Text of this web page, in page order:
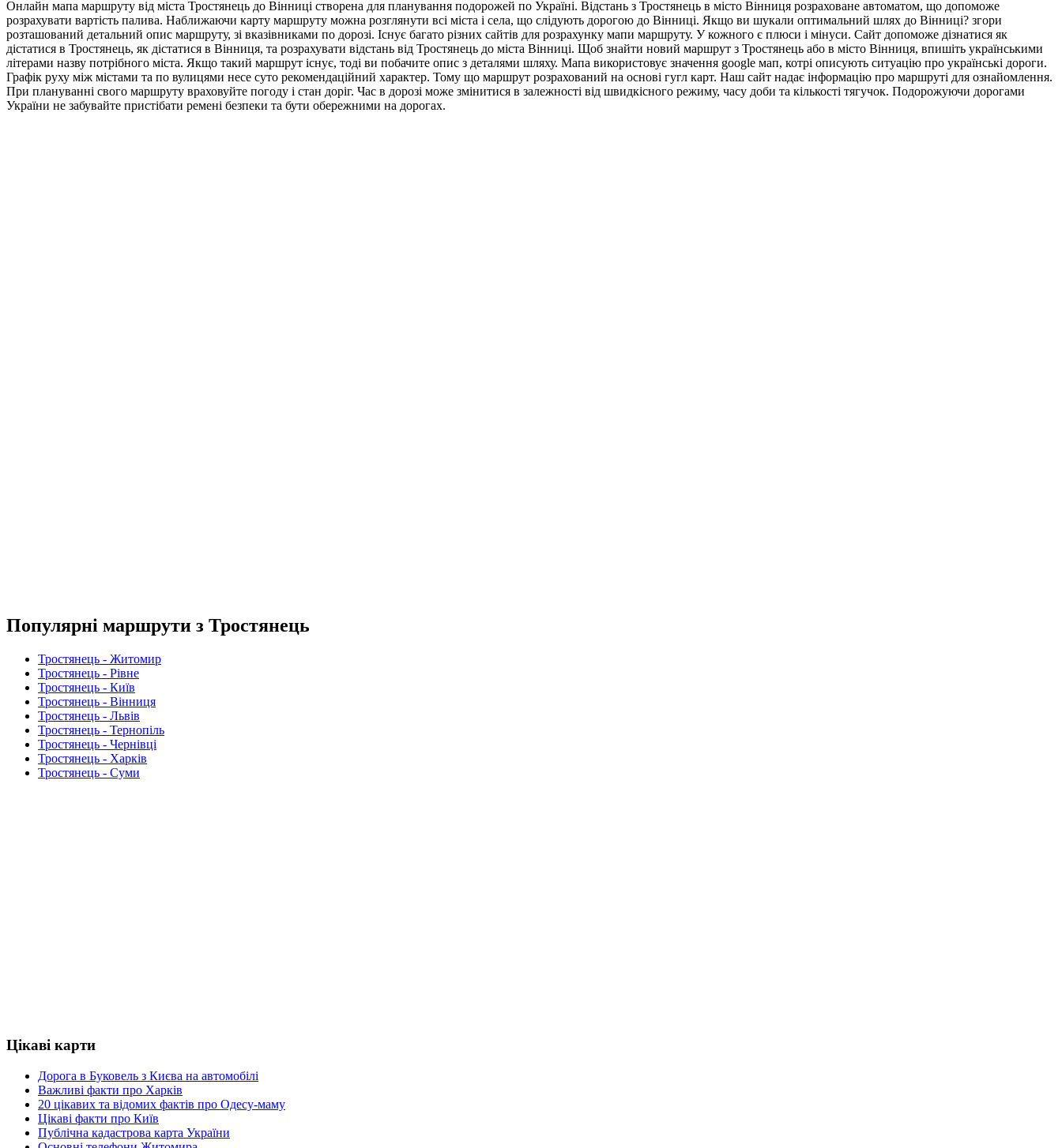
Онлайн мапа маршруту від міста Тростянець до Вінниці створена для планування подорожей по Україні. Відстань з Тростянець в місто Вінниця розраховане автоматом, що допоможе
розрахувати вартість палива. Наближаючи карту маршруту можна розглянути всі міста і села, що слідують дорогою до Вінниці. Якщо ви шукали оптимальний шлях до Вінниці? згори
розташований детальний опис маршруту, зі вказівниками по дорозі. Існує багато різних сайтів для розрахунку мапи маршруту. У кожного є плюси і мінуси. Сайт допоможе дізнатися як
дістатися в Тростянець, як дістатися в Вінниця, та розрахувати відстань від Тростянець до міста Вінниці. Щоб знайти новий маршрут з Тростянець або в місто Вінниця, впишіть українськими
літерами назву потрібного міста. Якщо такий маршрут існує, тоді ви побачите опис з деталями шляху. Мапа використовує значення google мап, котрі описують ситуацію про українські дороги.
Графік руху між містами та по вулицями несе суто рекомендаційний характер. Тому що маршрут розрахований на основі гугл карт. Наш сайт надає інформацію про маршруті для ознайомлення.
При плануванні свого маршруту враховуйте погоду і стан доріг. Час в дорозі може змінитися в залежності від швидкісного режиму, часу доби та кількості тягучок. Подорожуючи дорогами
України не забувайте пристібати ремені безпеки та бути обережними на дорогах.
Популярні маршрути з Тростянець
Тростянець - Житомир
Тростянець - Рівне
Тростянець - Київ
Тростянець - Вінниця
Тростянець - Львів
Тростянець - Тернопіль
Тростянець - Чернівці
Тростянець - Харків
Тростянець - Суми
Цікаві карти
Дорога в Буковель з Києва на автомобілі
Важливі факти про Харків
20 цікавих та відомих фактів про Одесу-маму
Цікаві факти про Київ
Публічна кадастрова карта України